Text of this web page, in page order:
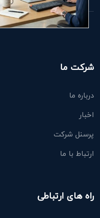
شرکت ما
درباره ما
اخبار
پرسنل شرکت
ارتباط با ما
راه های ارتباطی